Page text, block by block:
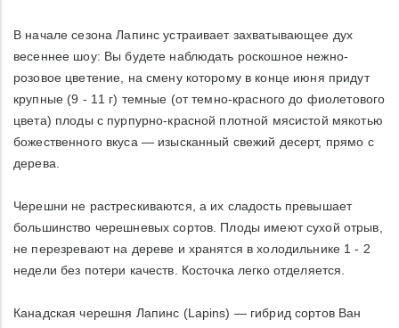
В начале сезона Лапинс устраивает захватывающее дух
весеннее шоу: Вы будете наблюдать роскошное нежно-
розовое цветение, на смену которому в конце июня придут
крупные (9 - 11 г) темные (от темно-красного до фиолетового
цвета) плоды с пурпурно-красной плотной мясистой мякотью
божественного вкуса — изысканный свежий десерт, прямо с
дерева.
Черешни не растрескиваются, а их сладость превышает
большинство черешневых сортов. Плоды имеют сухой отрыв,
не перезревают на дереве и хранятся в холодильнике 1 - 2
недели без потери качеств. Косточка легко отделяется.
Канадская черешня Лапинс (Lapins) — гибрид сортов Ван